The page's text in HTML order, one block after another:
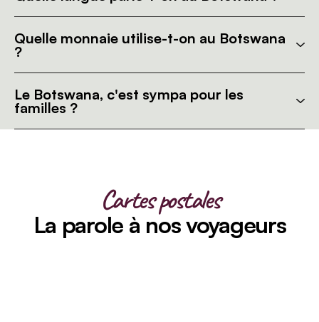
Quelle monnaie utilise-t-on au Botswana
?
Le Botswana, c'est sympa pour les
familles ?
Cartes postales
La parole à nos voyageurs